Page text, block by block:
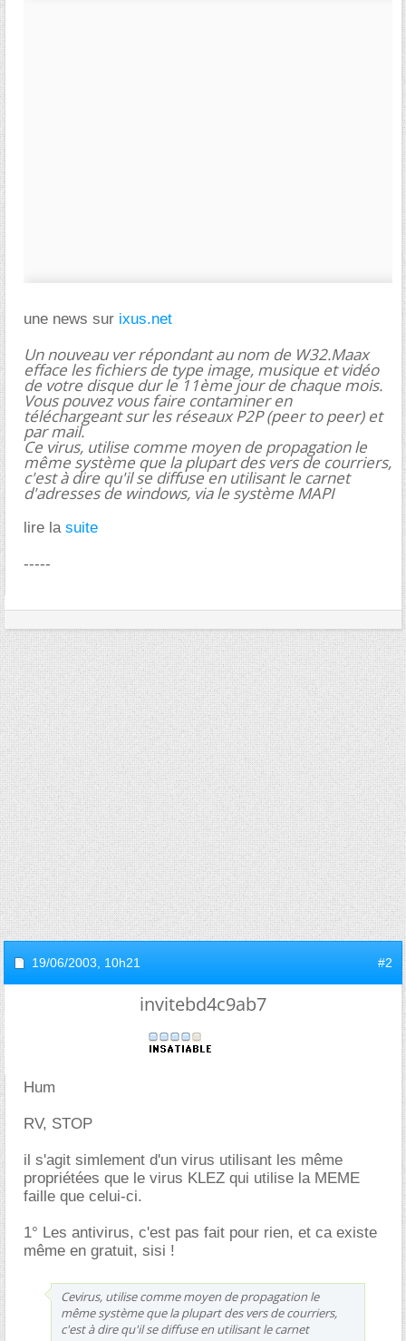
une news sur ixus.net
Un nouveau ver répondant au nom de W32.Maax
efface les fichiers de type image, musique et vidéo
de votre disque dur le 11ème jour de chaque mois.
Vous pouvez vous faire contaminer en
téléchargeant sur les réseaux P2P (peer to peer) et
par mail.
Ce virus, utilise comme moyen de propagation le
même système que la plupart des vers de courriers,
c'est à dire qu'il se diffuse en utilisant le carnet
d'adresses de windows, via le système MAPI
lire la suite
-----
19/06/2003, 10h21 #2
invitebd4c9ab7
Hum
RV, STOP
il s'agit simlement d'un virus utilisant les même
propriétées que le virus KLEZ qui utilise la MEME
faille que celui-ci.
1° Les antivirus, c'est pas fait pour rien, et ca existe
même en gratuit, sisi !
Cevirus, utilise comme moyen de propagation le
même système que la plupart des vers de courriers,
c'est à dire qu'il se diffuse en utilisant le carnet